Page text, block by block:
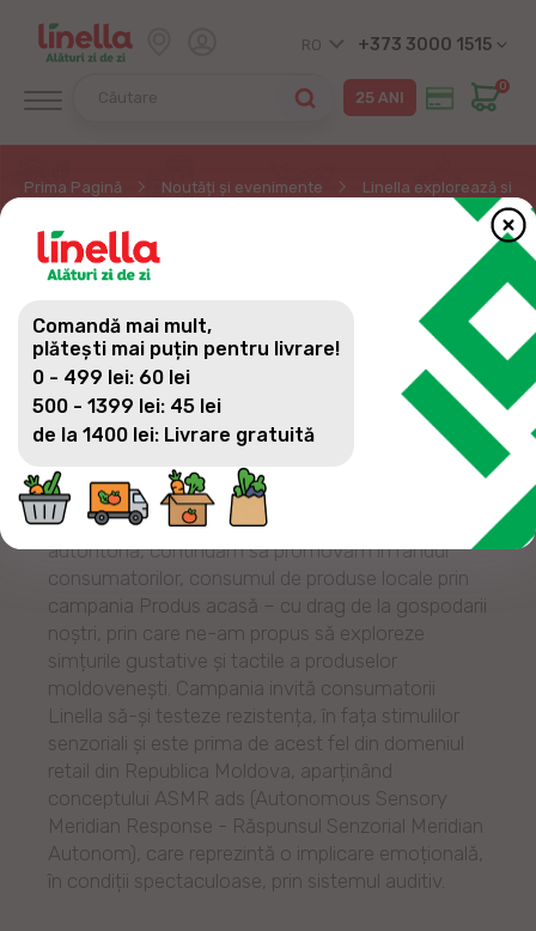
RO +373 3000 1515
0
Prima Pagină Noutăți și evenimente Linella explorează
LINELLA EXPLOREAZĂ
SIMȚURILE GUSTATIVE
ȘI TACTILE ÎN NOUA
CAMPANIE ASMR
Și în acest an, fiind o rețea de magazine 100%
autohtonă, continuăm să promovăm în rândul
consumatorilor, consumul de produse locale prin
campania Produs acasă – cu drag de la gospodarii
noștri, prin care ne-am propus să exploreze
simțurile gustative și tactile a produselor
moldovenești. Campania invită consumatorii
Linella să-și testeze rezistența, în fața stimulilor
senzoriali și este prima de acest fel din domeniul
retail din Republica Moldova, aparținând
conceptului ASMR ads (Autonomous Sensory
Meridian Response - Răspunsul Senzorial Meridian
Autonom), care reprezintă o implicare emoțională,
în condiții spectaculoase, prin sistemul auditiv.
Comandă mai mult,
plătești mai puțin pentru livrare!
0 - 499 lei: 60 lei
500 - 1399 lei: 45 lei
de la 1400 lei: Livrare gratuită